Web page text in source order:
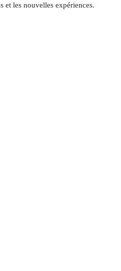
et les nouvelles expériences.